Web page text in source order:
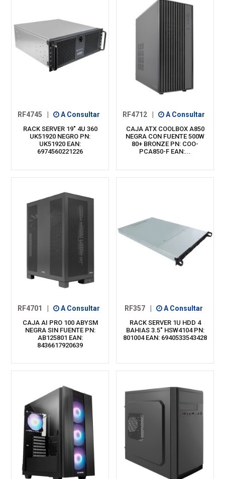
RF4745 A Consultar
RACK SERVER 19" 4U 360
UK51920 NEGRO PN:
UK51920 EAN:
6974560221226
RF4712 A Consultar
CAJA ATX COOLBOX A850
NEGRA CON FUENTE 500W
80+ BRONZE PN: COO-
PCA850-F EAN:...
RF4701 A Consultar
CAJA AI PRO 100 ABYSM
NEGRA SIN FUENTE PN:
AB125801 EAN:
8436617920639
RF357 A Consultar
RACK SERVER 1U HDD 4
BAHIAS 3.5" HSW4104 PN:
801004 EAN: 6940533543428